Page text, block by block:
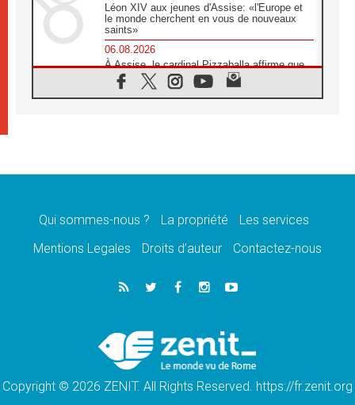
Léon XIV aux jeunes d'Assise: «l'Europe et
le monde cherchent en vous de nouveaux
saints»
06.08.2026
À Assise, le cardinal Pizzaballa affirme que
«les chrétiens veulent la paix»
06.08.2026
message de paix et de dignité humaine»
«La visite du Pape en Uruguay renforcera
05.08.2026
Le nonce en Ukraine: «Il est inquiétant
Léon XIV au Pérou, une lueur d'espoir pour
un peuple en quête de paix
Qui sommes-nous ? La propriété
Les services
Mentions Legales
Droits d’auteur Contactez-nous
Copyright © 2026 ZENIT. All Rights Reserved. https://fr.zenit.org